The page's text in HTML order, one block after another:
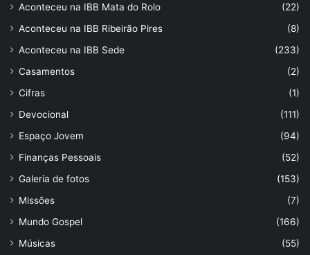
Aconteceu na IBB Mata do Rolo
(22)
Aconteceu na IBB Ribeirão Pires
(8)
Aconteceu na IBB Sede
(233)
Casamentos
(2)
Cifras
(1)
Devocional
(111)
Espaço Jovem
(94)
Finanças Pessoais
(52)
Galeria de fotos
(153)
Missões
(7)
Mundo Gospel
(166)
Músicas
(55)